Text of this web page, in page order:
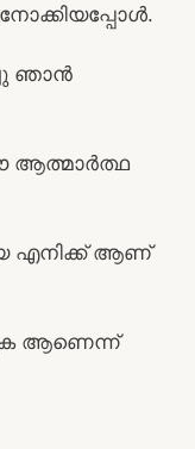
ഞാൻ
ആത്മാർത്ഥ
എനിക്ക് ആണ്
ആണെന്ന്